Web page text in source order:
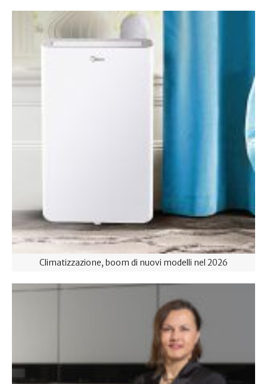
Climatizzazione, boom di nuovi modelli nel 2026